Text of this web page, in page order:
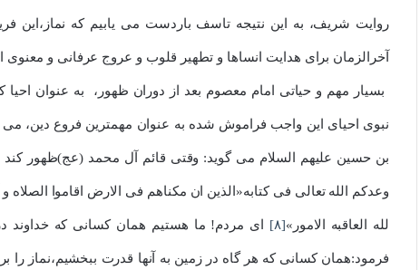
روایت شریف، به این نتیجه تاسف باردست می یابیم که نماز،این
آخرالزمان برای هدایت انساها و تطهیر قلوب و عروج عرفانی و
بسیار مهم و حیاتی امام معصوم بعد از دوران ظهور، به عنوان احیا
نبوی احیای این واجب فراموش شده به عنوان مهمترین فروع دین،
بن حسین علیهم السلام می گوید: وقتی قائم آل محمد (عج)ظهور کند
وعدکم الله تعالی فی کتابه«الذین ان مکناهم فی الارض اقاموا الصلاه و
لله العاقبه الامور»[۸] ای مردم! ما هستیم همان کسانی که خداوند
فرمود:همان کسانی که هر گاه در زمین به آنها قدرت ببخشیم،نماز را